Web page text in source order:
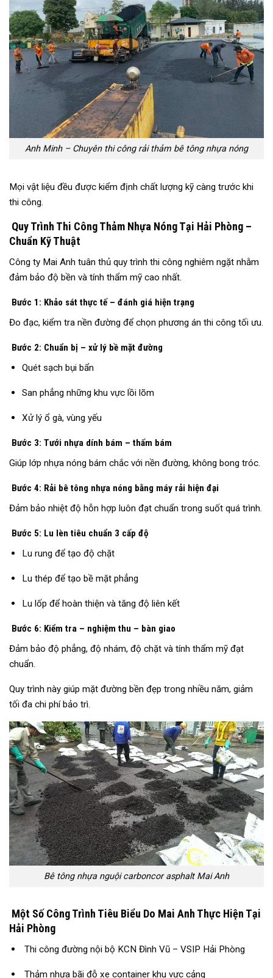
Anh Minh – Chuyên thi công rải thảm bê tông nhựa nóng
Mọi vật liệu đều được kiểm định chất lượng kỹ càng trước khi
thi công.
Quy Trình Thi Công Thảm Nhựa Nóng Tại Hải Phòng –
Chuẩn Kỹ Thuật
Công ty Mai Anh tuân thủ quy trình thi công nghiêm ngặt nhằm
đảm bảo độ bền và tính thẩm mỹ cao nhất.
Bước 1: Khảo sát thực tế – đánh giá hiện trạng
Đo đạc, kiểm tra nền đường để chọn phương án thi công tối ưu.
Bước 2: Chuẩn bị – xử lý bề mặt đường
Quét sạch bụi bẩn
San phẳng những khu vực lồi lõm
Xử lý ổ gà, vùng yếu
Bước 3: Tưới nhựa dính bám – thấm bám
Giúp lớp nhựa nóng bám chắc với nền đường, không bong tróc.
Bước 4: Rải bê tông nhựa nóng bằng máy rải hiện đại
Đảm bảo nhiệt độ hỗn hợp luôn đạt chuẩn trong suốt quá trình.
Bước 5: Lu lèn tiêu chuẩn 3 cấp độ
Lu rung để tạo độ chặt
Lu thép để tạo bề mặt phẳng
Lu lốp để hoàn thiện và tăng độ liên kết
Bước 6: Kiểm tra – nghiệm thu – bàn giao
Đảm bảo độ phẳng, độ nhám, độ chặt và tính thẩm mỹ đạt
chuẩn.
Quy trình này giúp mặt đường bền đẹp trong nhiều năm, giảm
tối đa chi phí bảo trì.
Bê tông nhựa nguội carboncor asphalt Mai Anh
Một Số Công Trình Tiêu Biểu Do Mai Anh Thực Hiện Tại
Hải Phòng
Thi công đường nội bộ KCN Đình Vũ – VSIP Hải Phòng
Thảm nhựa bãi đỗ xe container khu vực cảng